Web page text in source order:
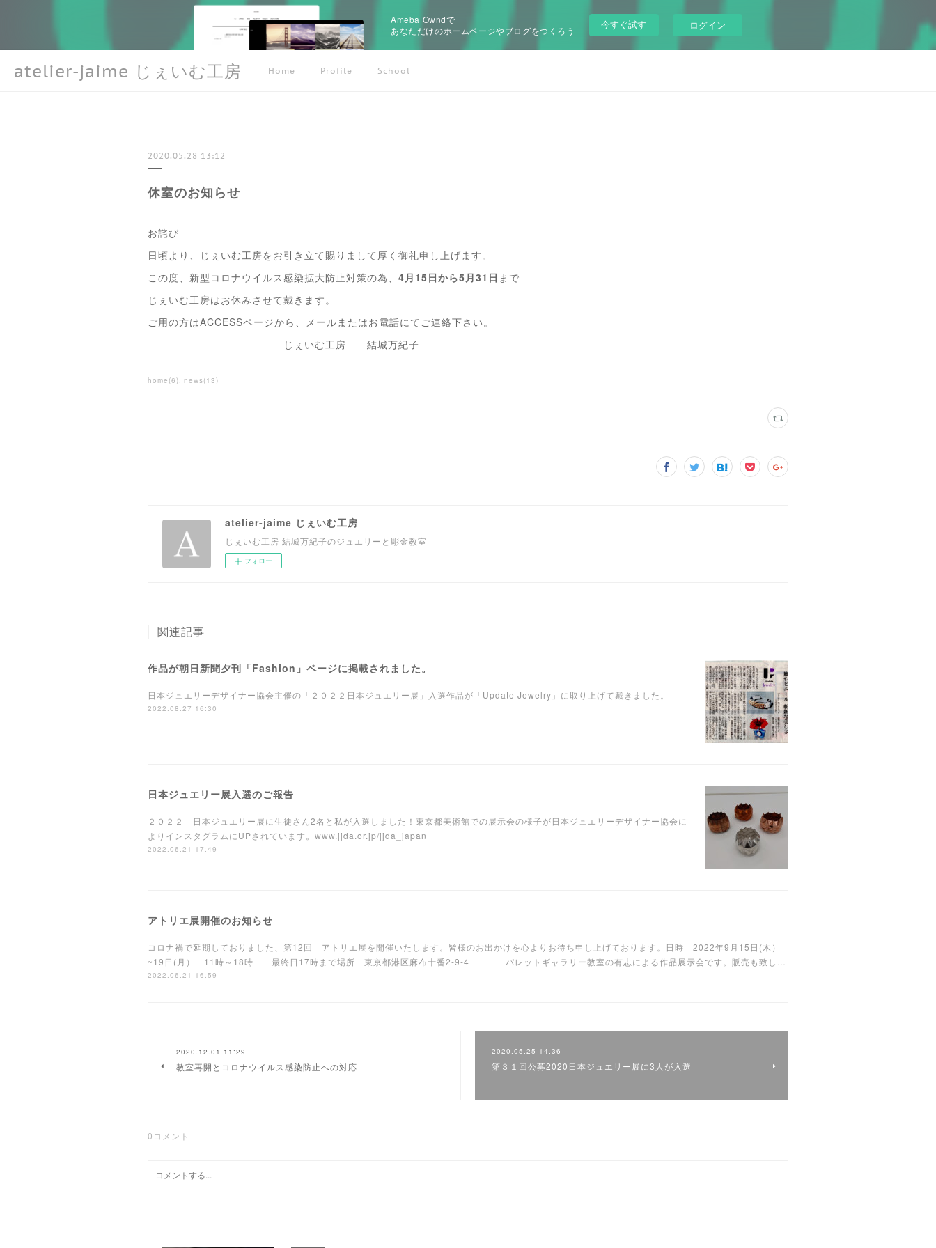
Ameba Owndで
あなただけのホームページやブログをつくろう
今すぐ試す ログイン
atelier-jaime じぇいむ工房 Home Profile School
2020.05.28 13:12
休室のお知らせ
お詫び
日頃より、じぇいむ工房をお引き立て賜りまして厚く御礼申し上げます。
この度、新型コロナウイルス感染拡大防止対策の為、 4月15日から5月31日 まで
じぇいむ工房はお休みさせて戴きます。
ご用の方はACCESSページから、メールまたはお電話にてご連絡下さい。
じぇいむ工房 結城万紀子
home (6) news(13)
atelier-jaime じぇいむ工房
じぇいむ工房 結城万紀子のジュエリーと彫金教室
フォロー
関連記事
作品が朝日新聞夕刊「Fashion」ページに掲載されました。
日本ジュエリーデザイナー協会主催の「２０２２日本ジュエリー展」入選作品が「Update Jewelry」に取り上げて戴きました。
2022.08.27 16:30
日本ジュエリー展入選のご報告
２０２２ 日本ジュエリー展に生徒さん2名と私が入選しました！東京都美術館での展示会の様子が日本ジュエリーデザイナー協会に
よりインスタグラムにUPされています。www.jjda.or.jp/jjda_japan
2022.06.21 17:49
アトリエ展開催のお知らせ
コロナ禍で延期しておりました、第12回 アトリエ展を開催いたします。皆様のお出かけを心よりお待ち申し上げております。日時 2022年9月15日(木）
~19日(月） 11時～18時 最終日17時まで場所 東京都港区麻布十番2-9-4 パレットギャラリー教室の有志による作品展示会です。販売も致し…
2022.06.21 16:59
2020.12.01 11:29
教室再開とコロナウイルス感染防止への対応
2020.05.25 14:36
第３１回公募2020日本ジュエリー展に3人が入選
0 コメント